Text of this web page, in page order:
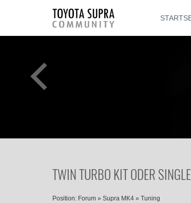
TWIN TURBO KIT ODER
Position: Forum » Supra MK4 » Tuning